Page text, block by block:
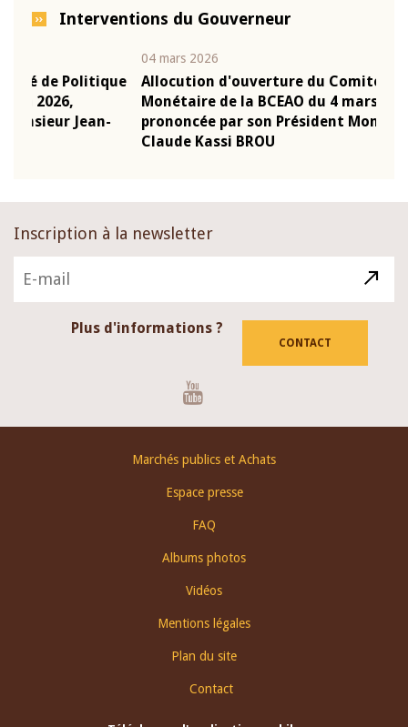
Interventions du Gouverneur
Allocution d'ouverture du Comité de Politique
Monétaire de la BCEAO du 4 mars 2026,
prononcée par son Président Monsieur Jean-
Claude Kassi BROU
Inscription à la newsletter
Plus d'informations ?
CONTACT
Marchés publics et Achats
Espace presse
FAQ
Albums photos
Vidéos
Mentions légales
Plan du site
Contact